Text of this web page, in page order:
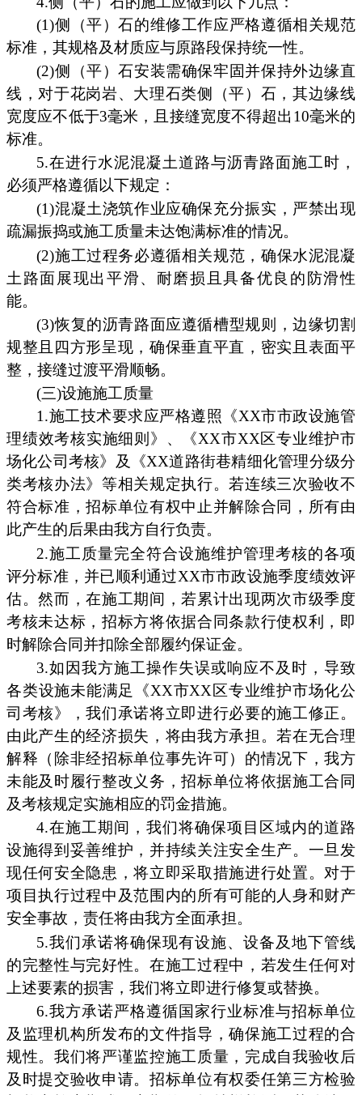
(1)侧（平）石的维修工作应严格遵循相关规范
标准，其规格及材质应与原路段保持统一性。
(2)侧（平）石安装需确保牢固并保持外边缘直
线，对于花岗岩、大理石类侧（平）石，其边缘线
宽度应不低于3毫米，且接缝宽度不得超出10毫米的
标准。
5.在进行水泥混凝土道路与沥青路面施工时，
必须严格遵循以下规定：
(1)混凝土浇筑作业应确保充分振实，严禁出现
疏漏振捣或施工质量未达饱满标准的情况。
(2)施工过程务必遵循相关规范，确保水泥混凝
土路面展现出平滑、耐磨损且具备优良的防滑性
能。
(3)恢复的沥青路面应遵循槽型规则，边缘切割
规整且四方形呈现，确保垂直平直，密实且表面平
整，接缝过渡平滑顺畅。
(三)设施施工质量
1.施工技术要求应严格遵照《XX市市政设施管
理绩效考核实施细则》、《XX市XX区专业维护市
场化公司考核》及《XX道路街巷精细化管理分级分
类考核办法》等相关规定执行。若连续三次验收不
符合标准，招标单位有权中止并解除合同，所有由
此产生的后果由我方自行负责。
2.施工质量完全符合设施维护管理考核的各项
评分标准，并已顺利通过XX市市政设施季度绩效评
估。然而，在施工期间，若累计出现两次市级季度
考核未达标，招标方将依据合同条款行使权利，即
时解除合同并扣除全部履约保证金。
3.如因我方施工操作失误或响应不及时，导致
各类设施未能满足《XX市XX区专业维护市场化公
司考核》，我们承诺将立即进行必要的施工修正。
由此产生的经济损失，将由我方承担。若在无合理
解释（除非经招标单位事先许可）的情况下，我方
未能及时履行整改义务，招标单位将依据施工合同
及考核规定实施相应的罚金措施。
4.在施工期间，我们将确保项目区域内的道路
设施得到妥善维护，并持续关注安全生产。一旦发
现任何安全隐患，将立即采取措施进行处置。对于
项目执行过程中及范围内的所有可能的人身和财产
安全事故，责任将由我方全面承担。
5.我们承诺将确保现有设施、设备及地下管线
的完整性与完好性。在施工过程中，若发生任何对
上述要素的损害，我们将立即进行修复或替换。
6.我方承诺严格遵循国家行业标准与招标单位
及监理机构所发布的文件指导，确保施工过程的合
规性。我们将严谨监控施工质量，完成自我验收后
及时提交验收申请。招标单位有权委任第三方检验